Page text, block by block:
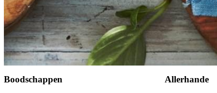
Boodschappen Allerhande